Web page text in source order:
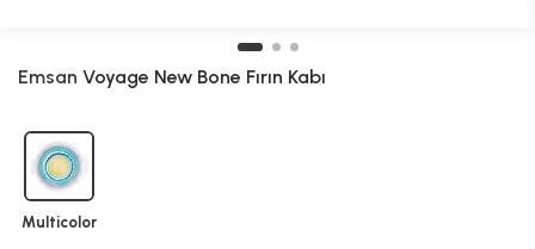
Emsan Voyage New Bone Fırın Kabı
Multicolor